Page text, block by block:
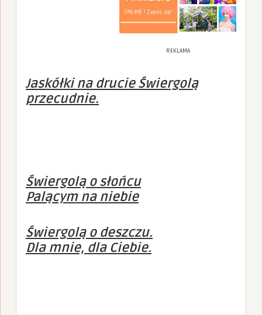
REKLAMA
Jaskółki na drucie Świergolą
przecudnie.
Świergolą o słońcu
Palącym na niebie
Świergolą o deszczu.
Dla mnie, dla Ciebie.